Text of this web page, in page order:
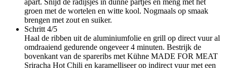
apart. Snijd de radijsjes in dunne partjes en meng met het
groen met de wortelen en witte kool. Nogmaals op smaak
brengen met zout en suiker.
Schritt 4/5
Haal de ribben uit de aluminiumfolie en grill op direct vuur al
omdraaiend gedurende ongeveer 4 minuten. Bestrijk de
bovenkant van de spareribs met Kühne MADE FOR MEAT
Sriracha Hot Chili en karamelliseer op indirect vuur met een